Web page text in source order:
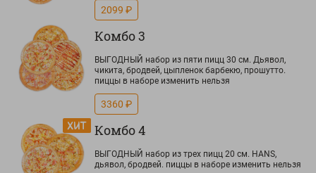
2099 ₽
Комбо 3
ВЫГОДНЫЙ набор из пяти пицц 30 см. Дьявол,
чикита, бродвей, цыпленок барбекю, прошутто.
пиццы в наборе изменить нельзя
3360 ₽
Комбо 4
ВЫГОДНЫЙ набор из трех пицц 20 см. HANS,
дьявол, бродвей. пиццы в наборе изменить нельзя